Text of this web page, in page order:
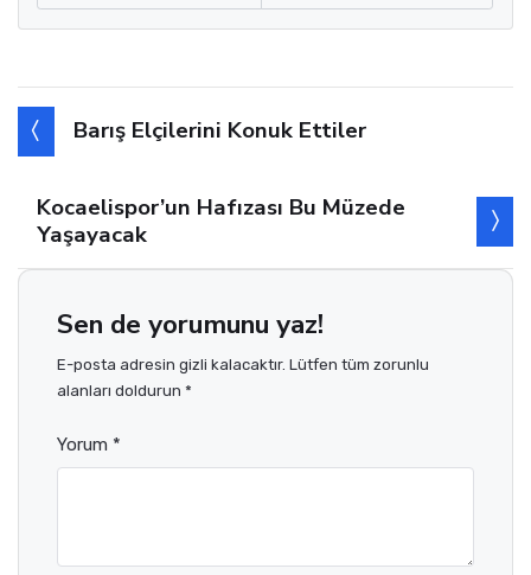
Barış Elçilerini Konuk Ettiler
Kocaelispor’un Hafızası Bu Müzede
Yaşayacak
Sen de yorumunu yaz!
E-posta adresin gizli kalacaktır. Lütfen tüm zorunlu
alanları doldurun *
Yorum *